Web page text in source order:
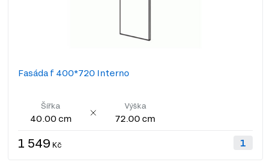
Fasáda f 400*720 Interno
Šířka
40.00 cm
Výška
72.00 cm
1 549 Kč